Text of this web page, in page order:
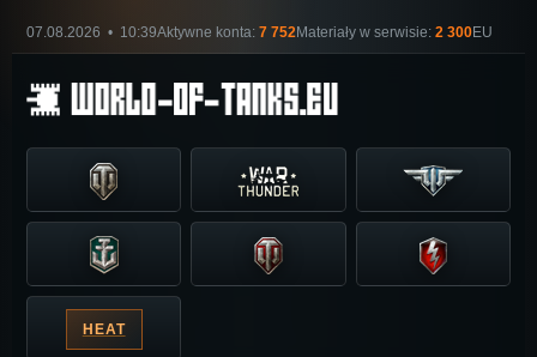
07.08.2026 • 10:39Aktywne konta: 7 752Materiały w serwisie: 2 300EU
HEAT